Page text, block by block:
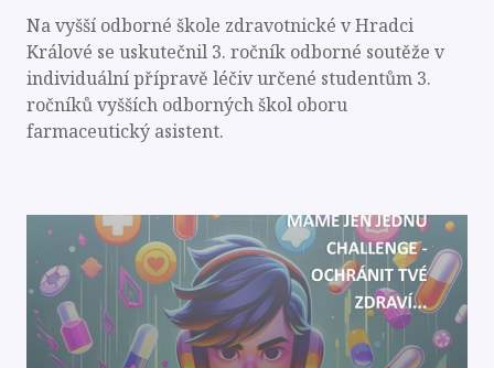
Na vyšší odborné škole zdravotnické v Hradci
Králové se uskutečnil 3. ročník odborné soutěže v
individuální přípravě léčiv určené studentům 3.
ročníků vyšších odborných škol oboru
farmaceutický asistent.